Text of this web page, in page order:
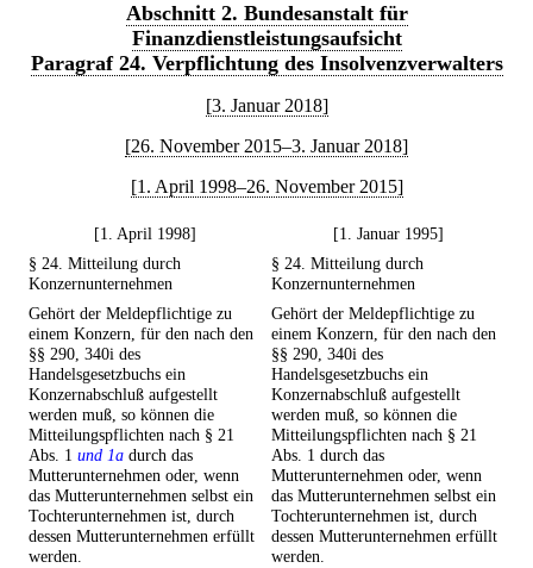
Abschnitt 2. Bundesanstalt für
Finanzdienstleistungsaufsicht
Paragraf 24. Verpflichtung des Insolvenzverwalters
[3. Januar 2018]
[26. November 2015–3. Januar 2018]
[1. April 1998–26. November 2015]
[1. April 1998]
[1. Januar 1995]
§ 24. Mitteilung durch
Konzernunternehmen
§ 24. Mitteilung durch
Konzernunternehmen
Gehört der Meldepflichtige zu
einem Konzern, für den nach den
§§ 290, 340i des
Handelsgesetzbuchs ein
Konzernabschluß aufgestellt
werden muß, so können die
Mitteilungspflichten nach § 21
Abs. 1 und 1a durch das
Mutterunternehmen oder, wenn
das Mutterunternehmen selbst ein
Tochterunternehmen ist, durch
dessen Mutterunternehmen erfüllt
werden.
Gehört der Meldepflichtige zu
einem Konzern, für den nach den
§§ 290, 340i des
Handelsgesetzbuchs ein
Konzernabschluß aufgestellt
werden muß, so können die
Mitteilungspflichten nach § 21
Abs. 1 durch das
Mutterunternehmen oder, wenn
das Mutterunternehmen selbst ein
Tochterunternehmen ist, durch
dessen Mutterunternehmen erfüllt
werden.